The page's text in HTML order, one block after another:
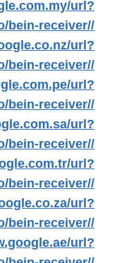
url?
bein-receiver//
url?
bein-receiver//
url?
bein-receiver//
url?
bein-receiver//
url?
bein-receiver//
url?
bein-receiver//
url?